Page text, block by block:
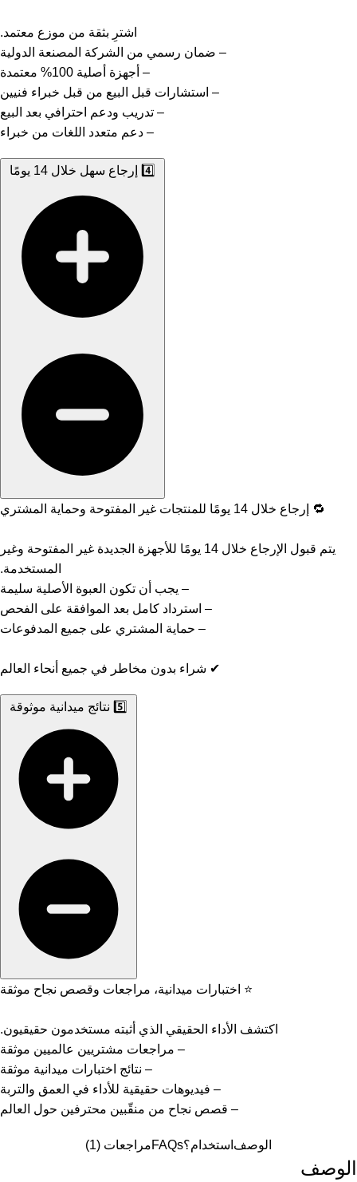
اشترِ بثقة من موزع معتمد.
– ضمان رسمي من الشركة المصنعة الدولية
– أجهزة أصلية 100% معتمدة
– استشارات قبل البيع من قبل خبراء فنيين
– تدريب ودعم احترافي بعد البيع
– دعم متعدد اللغات من خبراء
4️⃣ إرجاع سهل خلال 14 يومًا
🔁 إرجاع خلال 14 يومًا للمنتجات غير المفتوحة وحماية المشتري
يتم قبول الإرجاع خلال 14 يومًا للأجهزة الجديدة غير المفتوحة وغير
المستخدمة.
– يجب أن تكون العبوة الأصلية سليمة
– استرداد كامل بعد الموافقة على الفحص
– حماية المشتري على جميع المدفوعات
✔ شراء بدون مخاطر في جميع أنحاء العالم
5️⃣ نتائج ميدانية موثوقة
⭐ اختبارات ميدانية، مراجعات وقصص نجاح موثقة
اكتشف الأداء الحقيقي الذي أثبته مستخدمون حقيقيون.
– مراجعات مشتريين عالميين موثقة
– نتائج اختبارات ميدانية موثقة
– فيديوهات حقيقية للأداء في العمق والتربة
– قصص نجاح من منقّبين محترفين حول العالم
الوصف استخدام؟FAQsمراجعات (1)
الوصف